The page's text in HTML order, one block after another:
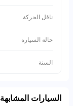
ناقل الحركة
حالة السيارة
السنة
السيارات المشابهة